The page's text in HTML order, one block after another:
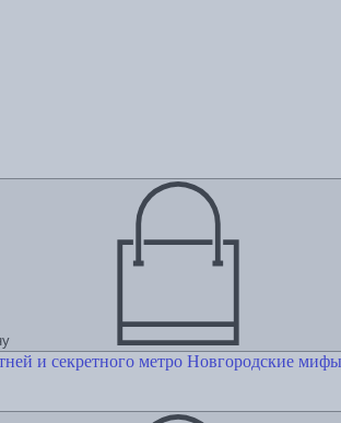
Новгородские